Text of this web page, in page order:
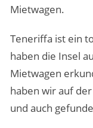
Mietwagen.
Teneriffa ist ein
haben die Insel
Mietwagen
haben wir auf
und auch